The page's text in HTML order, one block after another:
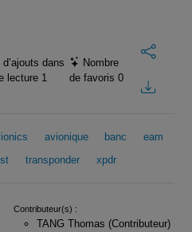
d’ajouts dans
lecture 1
Nombre
de favoris0
avionique banc
eam
transponder xpdr
Contributeur(s) :
TANG Thomas (Contributeur)